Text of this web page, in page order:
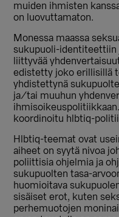
muiden ihmisten
on luovuttamaton.
Monessa maassa
sukupuoli-identiteettiin
liittyvää
edistetty joko erillisillä
yhdistettynä
ja/tai muuhun
koordinoitu hlbtiq-
Hlbtiq-teemat ovat
aiheet on syytä nivoa
poliittisia ohjelmia ja
sukupuolten tasa-
huomioitava
sisäiset erot, kuten
perhemuotojen